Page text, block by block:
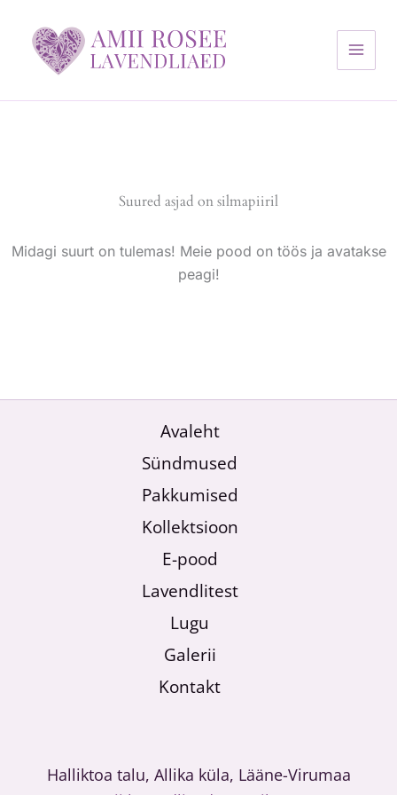
content
Suured asjad on silmapiiril
Midagi suurt on tulemas! Meie pood on töös ja avatakse
peagi!
Avaleht
Sündmused
Pakkumised
Kollektsioon
E-pood
Lavendlitest
Lugu
Galerii
Kontakt
Halliktoa talu, Allika küla, Lääne-Virumaa